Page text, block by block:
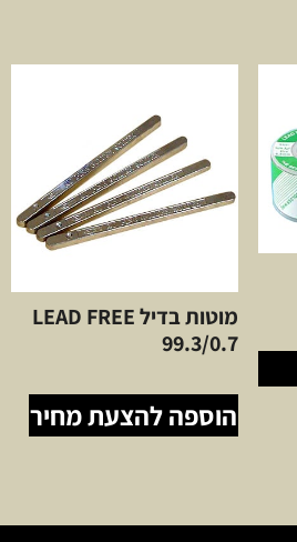
מוטות בדיל LEAD FREE
99.3/0.7
הוספה להצעת מחיר